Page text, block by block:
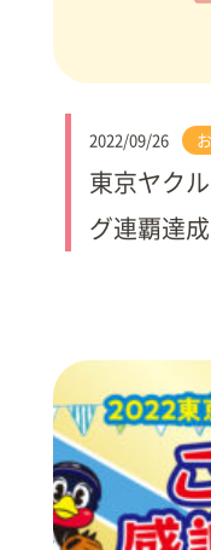
2022/09/26
東京ヤク
グ連覇達成